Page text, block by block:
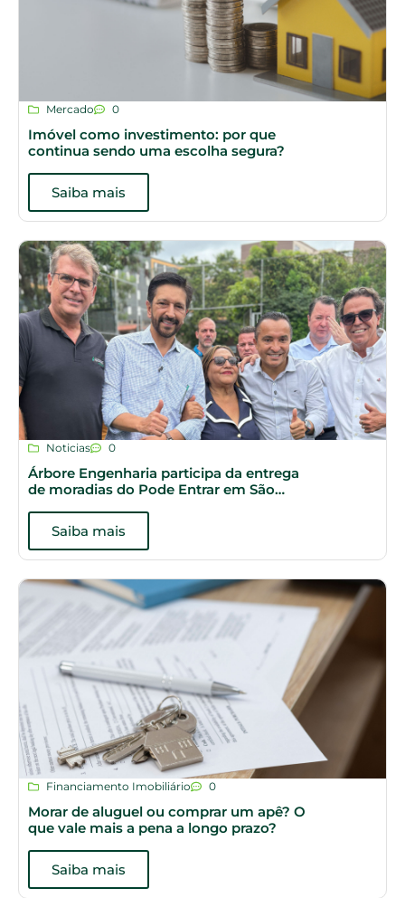
Mercado 0
Imóvel como investimento: por que
continua sendo uma escolha segura?
Saiba mais
Noticias 0
Árbore Engenharia participa da entrega
de moradias do Pode Entrar em São
Saiba mais
Financiamento Imobiliário 0
Morar de aluguel ou comprar um apê? O
que vale mais a pena a longo prazo?
Saiba mais